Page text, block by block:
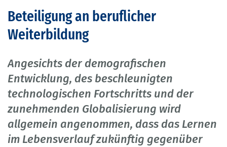
Beteiligung an beruflicher
Weiterbildung
Angesichts der demografischen
Entwicklung, des beschleunigten
technologischen Fortschritts und der
zunehmenden Globalisierung wird
allgemein angenommen, dass das Lernen
im Lebensverlauf zukünftig gegenüber